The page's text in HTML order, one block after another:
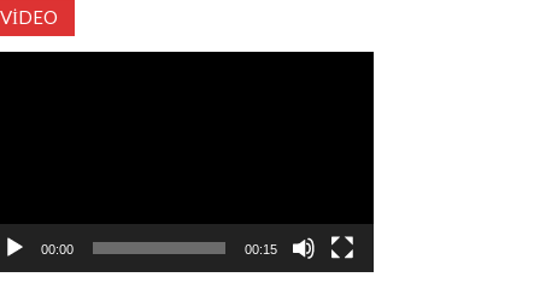
VIDEO
00:00 00:15